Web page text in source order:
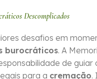
Descomplicados
desafios em
burocráticos. A
de guiar
para a cremação.